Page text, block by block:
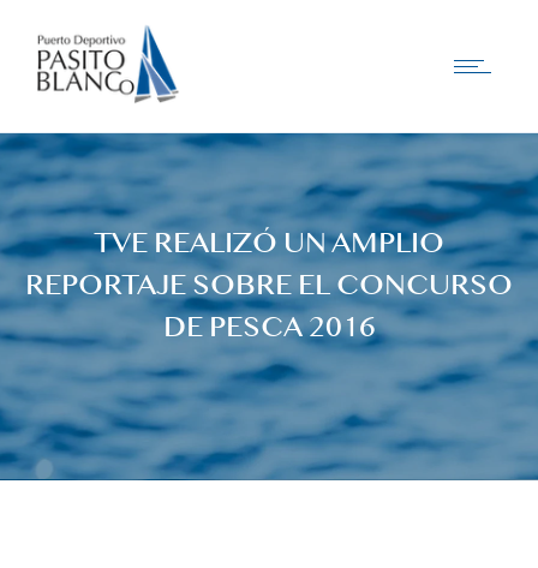
TVE REALIZÓ UN AMPLIO
REPORTAJE SOBRE EL CONCURSO
DE PESCA 2016